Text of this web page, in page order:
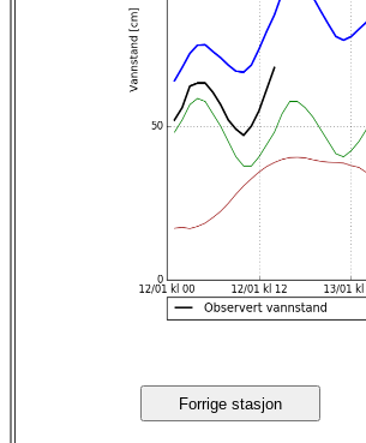
Forrige stasjon